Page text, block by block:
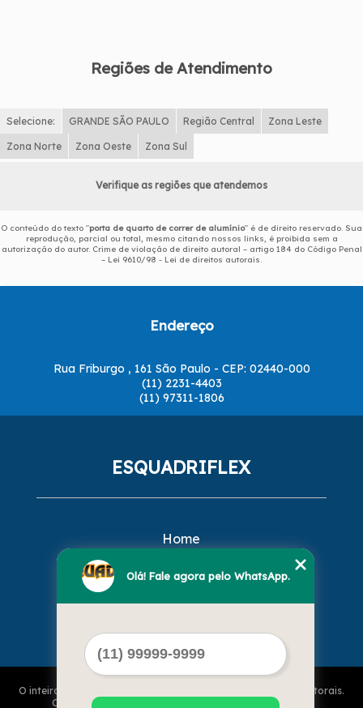
Regiões de Atendimento
Selecione: GRANDE SÃO PAULO Região Central Zona Leste
Zona Norte Zona Oeste Zona Sul
Verifique as regiões que atendemos
O conteúdo do texto "porta de quarto de correr de alumínio" é de direito reservado. Sua
reprodução, parcial ou total, mesmo citando nossos links, é proibida sem a
autorização do autor. Crime de violação de direito autoral – artigo 184 do Código Penal
– Lei 9610/98 - Lei de direitos autorais.
Endereço
Rua Friburgo , 161 São Paulo - CEP: 02440-000
(11) 2231-4403
(11) 97311-1806
ESQUADRIFLEX
Home
Missão
Serviços
Contato
O inteiro teor deste site está sujeito à proteção de direitos autorais.
Copyright© ESQUADRIFLEX (Lei 9610 de 19/02/1998)
Olá! Fale agora pelo WhatsApp.